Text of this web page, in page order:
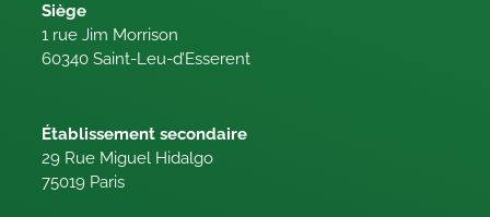
Siège
1 rue Jim Morrison
60340 Saint-Leu-d’Esserent
Établissement secondaire
29 Rue Miguel Hidalgo
75019 Paris